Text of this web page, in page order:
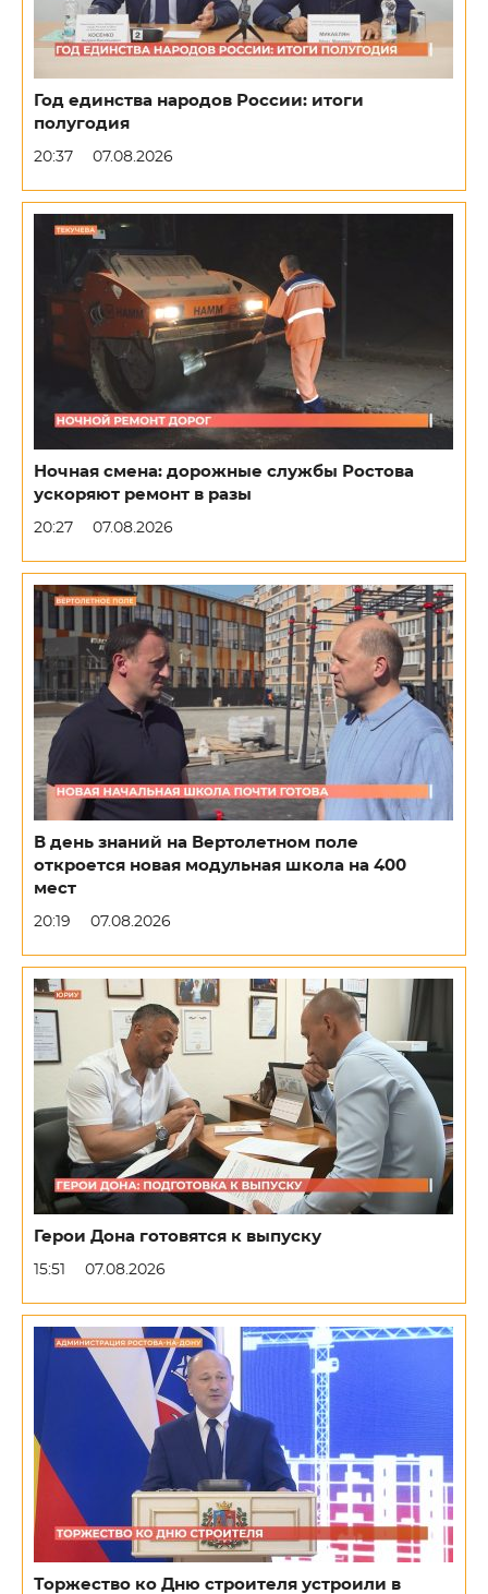
Год единства народов России: итоги
полугодия
20:37 07.08.2026
Ночная смена: дорожные службы Ростова
ускоряют ремонт в разы
20:27 07.08.2026
В день знаний на Вертолетном поле
откроется новая модульная школа на 400
мест
20:19 07.08.2026
Герои Дона готовятся к выпуску
15:51 07.08.2026
Торжество ко Дню строителя устроили в